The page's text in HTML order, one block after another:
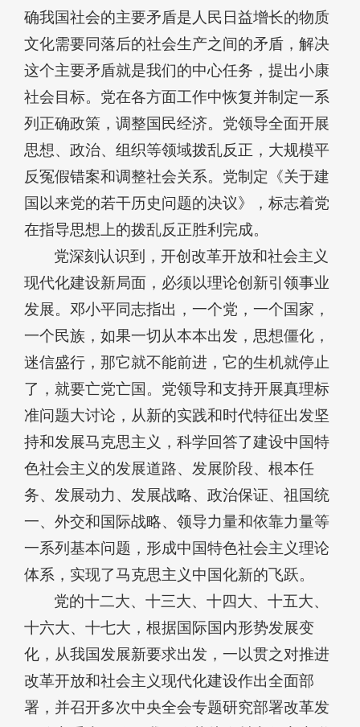
确我国社会的主要矛盾是人民日益增长的物质
文化需要同落后的社会生产之间的矛盾，解决
这个主要矛盾就是我们的中心任务，提出小康
社会目标。党在各方面工作中恢复并制定一系
列正确政策，调整国民经济。党领导全面开展
思想、政治、组织等领域拨乱反正，大规模平
反冤假错案和调整社会关系。党制定《关于建
国以来党的若干历史问题的决议》，标志着党
在指导思想上的拨乱反正胜利完成。
党深刻认识到，开创改革开放和社会主义
现代化建设新局面，必须以理论创新引领事业
发展。邓小平同志指出，一个党，一个国家，
一个民族，如果一切从本本出发，思想僵化，
迷信盛行，那它就不能前进，它的生机就停止
了，就要亡党亡国。党领导和支持开展真理标
准问题大讨论，从新的实践和时代特征出发坚
持和发展马克思主义，科学回答了建设中国特
色社会主义的发展道路、发展阶段、根本任
务、发展动力、发展战略、政治保证、祖国统
一、外交和国际战略、领导力量和依靠力量等
一系列基本问题，形成中国特色社会主义理论
体系，实现了马克思主义中国化新的飞跃。
党的十二大、十三大、十四大、十五大、
十六大、十七大，根据国际国内形势发展变
化，从我国发展新要求出发，一以贯之对推进
改革开放和社会主义现代化建设作出全面部
署，并召开多次中央全会专题研究部署改革发